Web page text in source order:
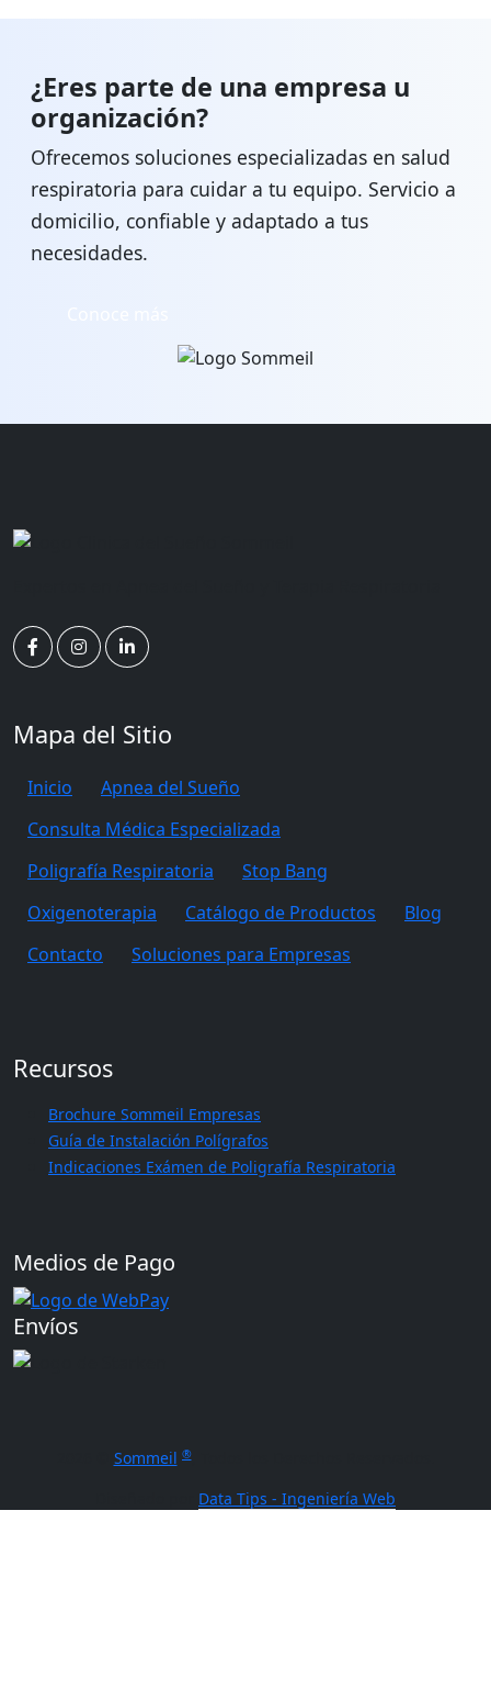
¿Eres parte de una empresa u
organización?
Ofrecemos soluciones especializadas en salud
respiratoria para cuidar a tu equipo. Servicio a
domicilio, confiable y adaptado a tus
necesidades.
Mapa del Sitio
Inicio
Apnea del Sueño
Consulta Médica Especializada
Poligrafía Respiratoria
Stop Bang
Oxigenoterapia
Catálogo de Productos
Blog
Contacto
Soluciones para Empresas
Recursos
Brochure Sommeil Empresas
Guía de Instalación Polígrafos
Indicaciones Exámen de Poligrafía Respiratoria
Medios de Pago
Envíos
Sommeil ®, Todos los Derechos Reservados.
Data Tips - Ingeniería Web